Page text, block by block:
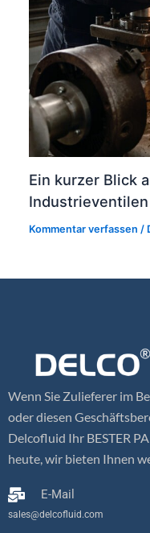
Ein kurzer Blick
Kommentar verfassen /
Wenn Sie Zulieferer im
oder diesen
Delcofluid Ihr BESTER
heute, wir bieten Ihnen
E-Mail
sales@delcofluid.com